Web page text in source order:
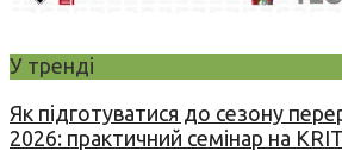
У тренді
Як підготуватися до сезону
2026: практичний семінар на